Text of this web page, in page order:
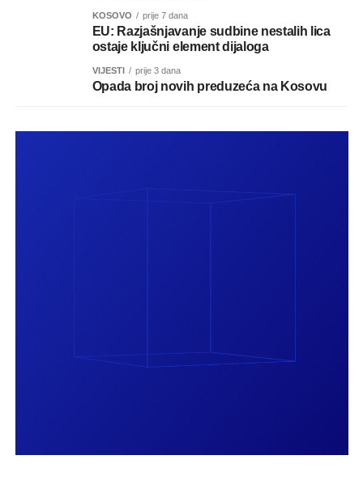
KOSOVO prije 7 dana
EU: Razjašnjavanje sudbine nestalih lica
ostaje ključni element dijaloga
VIJESTI prije 3 dana
Opada broj novih preduzeća na Kosovu